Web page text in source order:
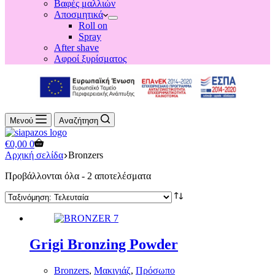
Βαφές μαλλιών
Αποσμητικά
Roll on
Spray
After shave
Αφροί ξυρίσματος
Μενού Αναζήτηση
Shopping
cart
€0,00 0
Αρχική σελίδα Bronzers
Προβάλλονται όλα - 2 αποτελέσματαSorted
latest
Grigi Bronzing Powder
Bronzers, Μακιγιάζ, Πρόσωπο